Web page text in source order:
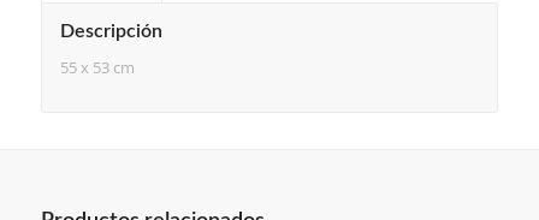
Descripción
55 x 53 cm